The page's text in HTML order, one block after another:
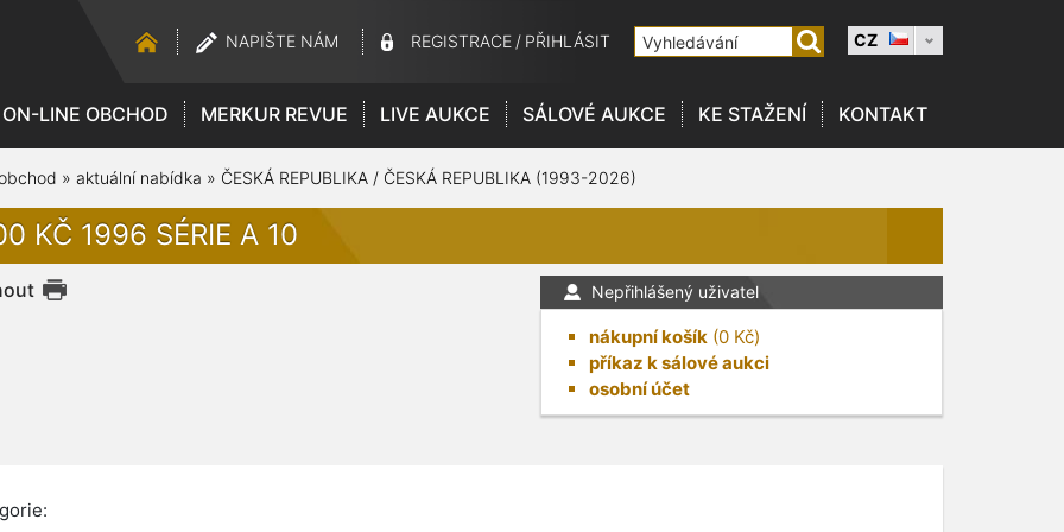
NAPIŠTE NÁM REGISTRACE / PŘIHLÁSIT CZ
ON-LINE OBCHOD MERKUR REVUE LIVE AUKCE SÁLOVÉ AUKCE KE STAŽENÍ KONTAKT
» aktuální nabídka » ČESKÁ REPUBLIKA / ČESKÁ REPUBLIKA (1993-2026)
KČ 1996 SÉRIE A 10
Nepřihlášený uživatel
nákupní košík (0 Kč)
příkaz k sálové aukci
osobní účet